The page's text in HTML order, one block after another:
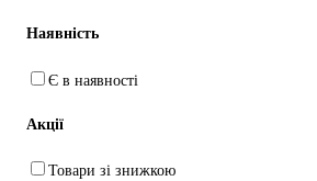
Наявність
Є в наявності
Акції
Товари зі знижкою